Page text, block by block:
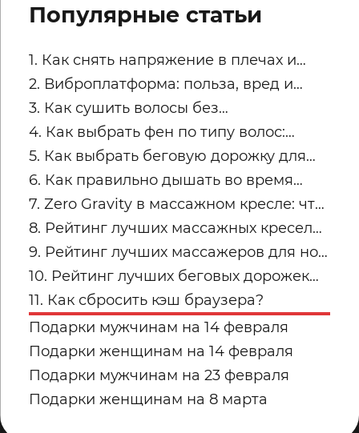
Популярные статьи
1. Как снять напряжение в плечах и
трапециях после рабочего дня
2. Виброплатформа: польза, вред и
советы по безопасным занятиям
3. Как сушить волосы без
пересушивания
4. Как выбрать фен по типу волос:
тонкие, кудрявые, пористые и
окрашенные
5. Как выбрать беговую дорожку для
квартиры
6. Как правильно дышать во время
силовых упражнений и кардио
7. Zero Gravity в массажном кресле: что
это и кому подходит
8. Рейтинг лучших массажных кресел
для дома: топ-модели Yamaguchi
9. Рейтинг лучших массажеров для ног
Yamaguchi: какую модель купить для
дома в 2026 году?
10. Рейтинг лучших беговых дорожек
для дома от Yamaguchi: какую модель
выбрать?
11. Как сбросить кэш браузера?
Подарки мужчинам на 14 февраля
Подарки женщинам на 14 февраля
Подарки мужчинам на 23 февраля
Подарки женщинам на 8 марта